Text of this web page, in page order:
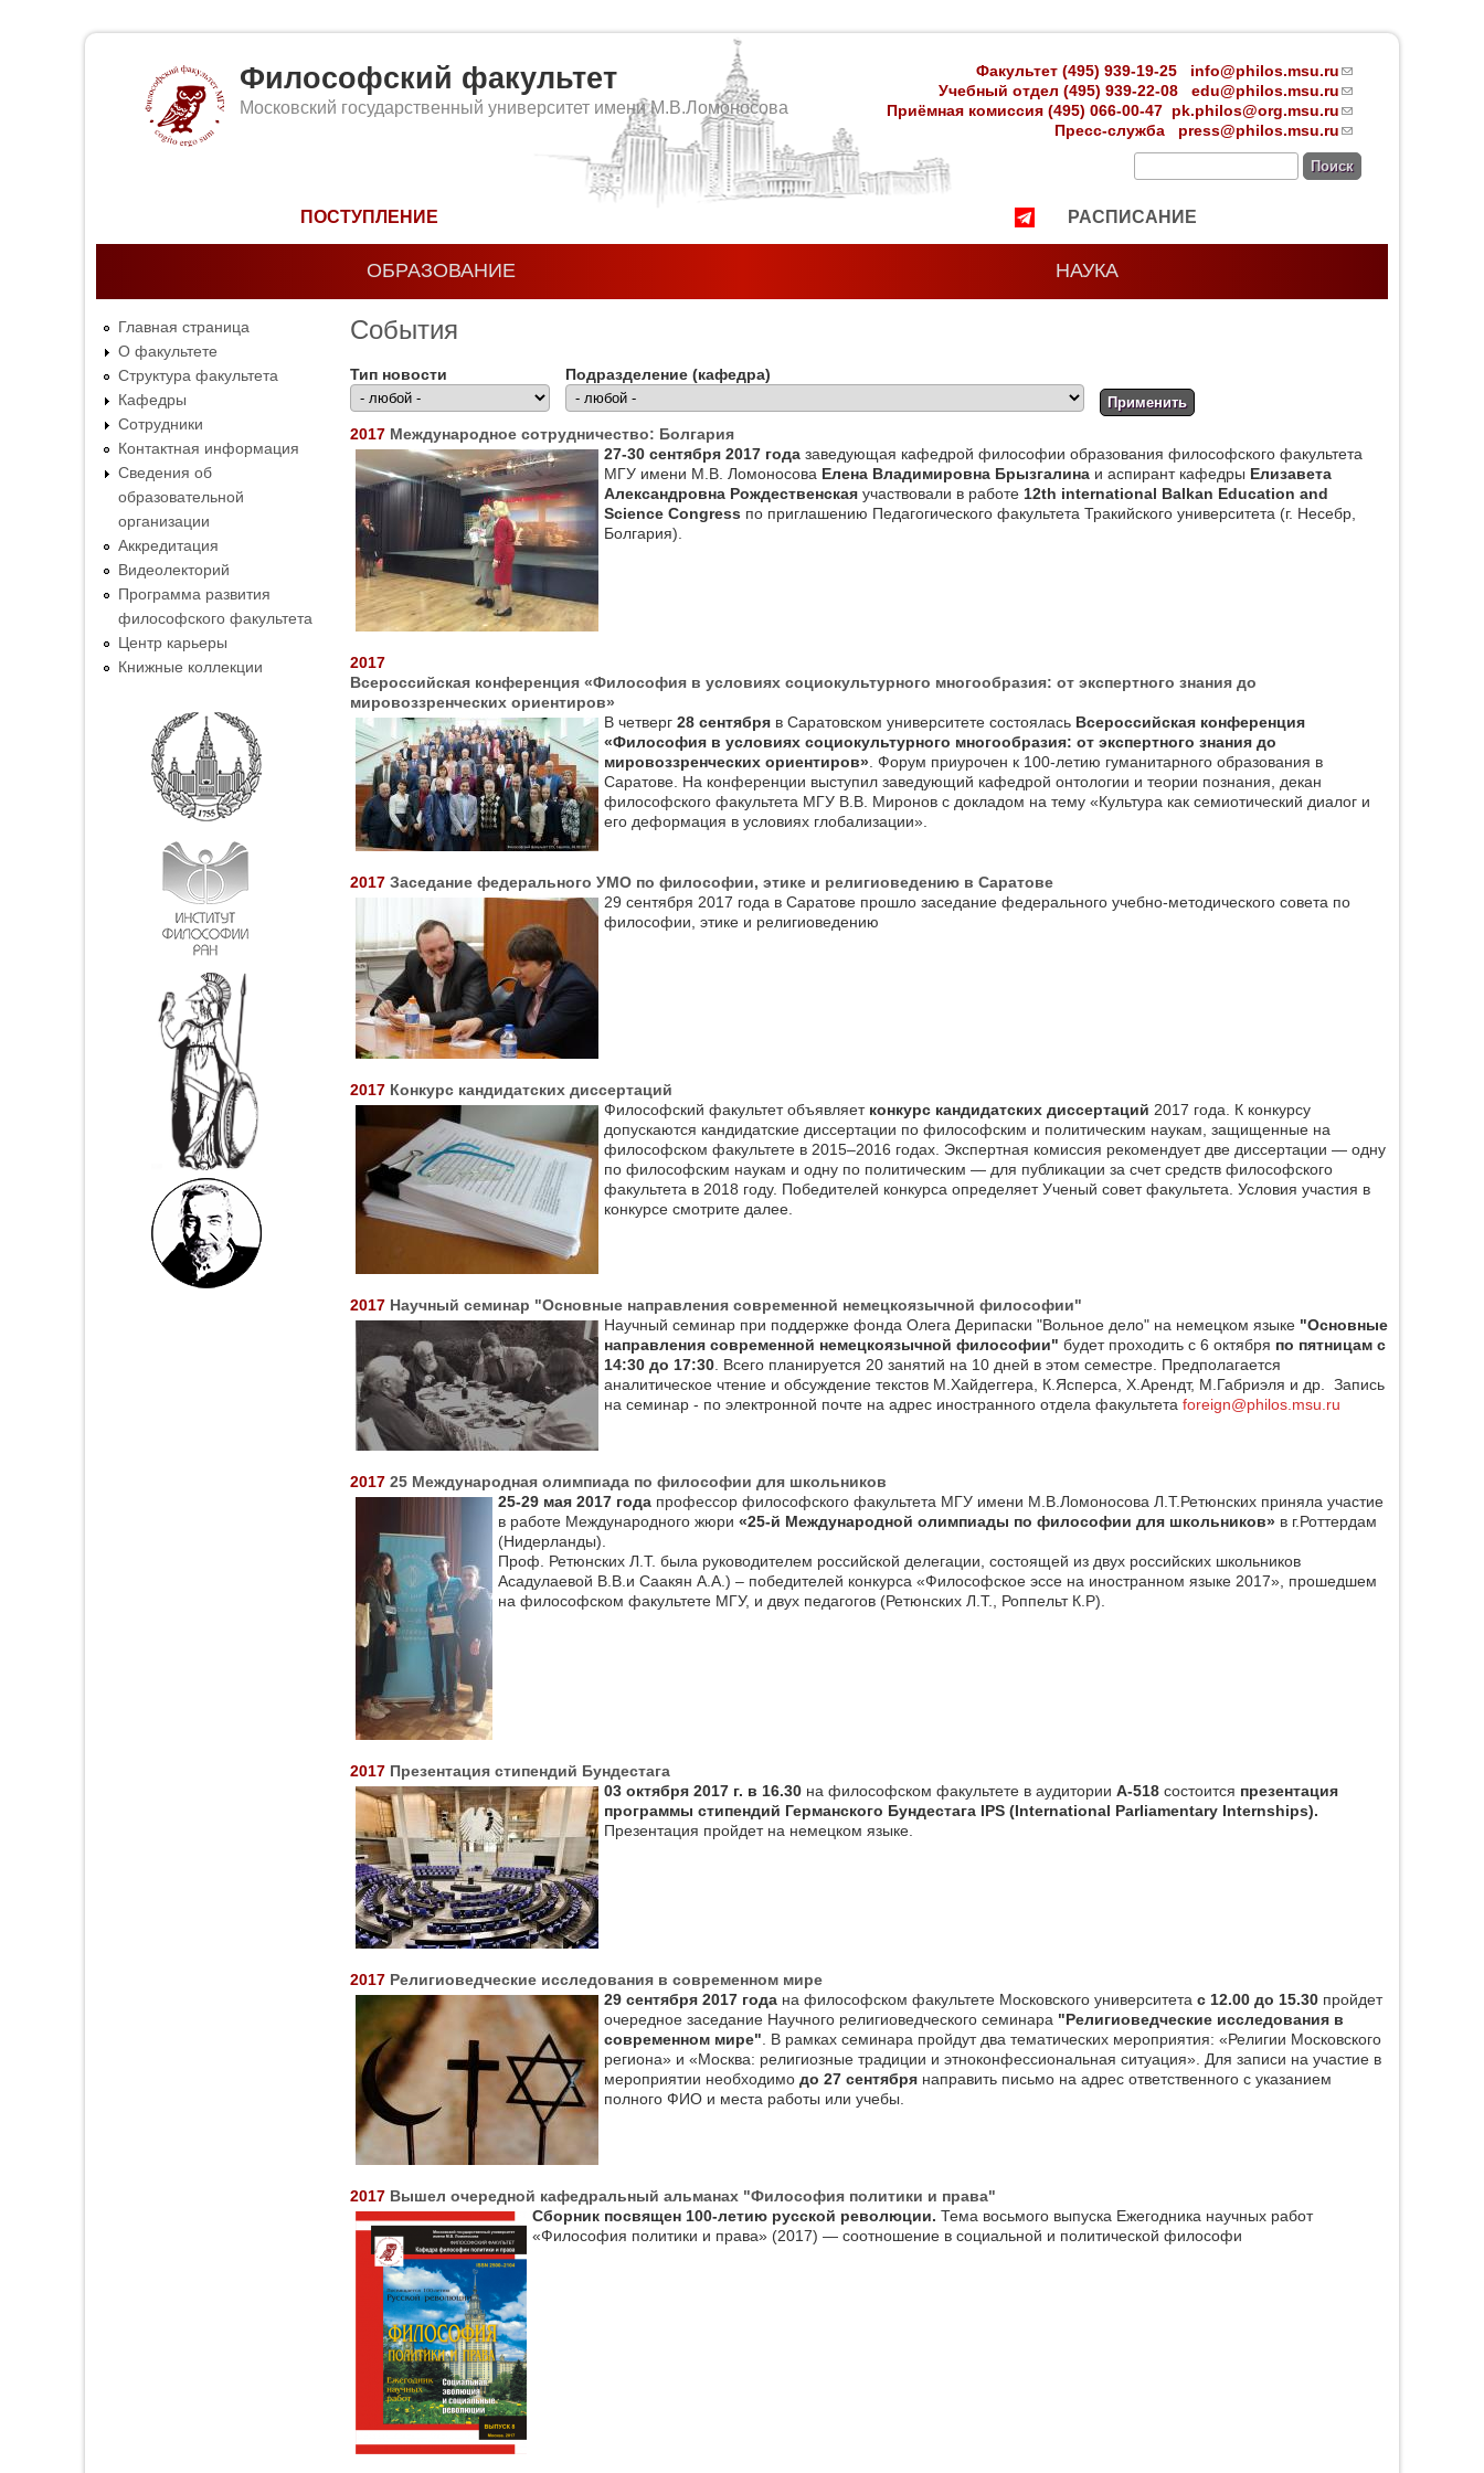
Философский факультет
Московский государственный университет имени М.В.Ломоносова
Факультет (495) 939-19-25 info@philos.msu.ru
e-mail)
Учебный отдел (495) 939-22-08 edu@philos.msu.ru
e-mail)
Приёмная комиссия (495) 066-00-47 pk.philos@org.msu.ru
e-mail)
Пресс-служба press@philos.msu.ru
sends
e-mail)
ПОСТУПЛЕНИЕ РАСПИСАНИЕ
ОБРАЗОВАНИЕ НАУКА
Главная страница
О факультете
Структура факультета
Кафедры
Сотрудники
Контактная информация
Сведения об
образовательной
организации
Аккредитация
Видеолекторий
Программа развития
философского факультета
Центр карьеры
Книжные коллекции
События
Тип новости Подразделение (кафедра)
2017 Международное сотрудничество: Болгария
27-30 сентября 2017 года заведующая кафедрой философии образования философского факультета
МГУ имени М.В. Ломоносова Елена Владимировна Брызгалина и аспирант кафедры Елизавета
Александровна Рождественская участвовали в работе 12th international Balkan Education and
Science Congress по приглашению Педагогического факультета Тракийского университета (г. Несебр,
Болгария).
2017
Всероссийская конференция «Философия в условиях социокультурного многообразия: от экспертного знания до
мировоззренческих ориентиров»
В четверг 28 сентября в Саратовском университете состоялась Всероссийская конференция
«Философия в условиях социокультурного многообразия: от экспертного знания до
мировоззренческих ориентиров» . Форум приурочен к 100-летию гуманитарного образования в
Саратове. На конференции выступил заведующий кафедрой онтологии и теории познания, декан
философского факультета МГУ В.В. Миронов с докладом на тему «Культура как семиотический диалог и
его деформация в условиях глобализации».
2017 Заседание федерального УМО по философии, этике и религиоведению в Саратове
29 сентября 2017 года в Саратове прошло заседание федерального учебно-методического совета по
философии, этике и религиоведению
2017 Конкурс кандидатских диссертаций
Философский факультет объявляет конкурс кандидатских диссертаций 2017 года. К конкурсу
допускаются кандидатские диссертации по философским и политическим наукам, защищенные на
философском факультете в 2015–2016 годах. Экспертная комиссия рекомендует две диссертации — одну
по философским наукам и одну по политическим — для публикации за счет средств философского
факультета в 2018 году. Победителей конкурса определяет Ученый совет факультета. Условия участия в
конкурсе смотрите далее.
2017 Научный семинар "Основные направления современной немецкоязычной философии"
Научный семинар при поддержке фонда Олега Дерипаски "Вольное дело" на немецком языке "Основные
направления современной немецкоязычной философии" будет проходить с 6 октября по пятницам с
14:30 до 17:30 . Всего планируется 20 занятий на 10 дней в этом семестре. Предполагается
аналитическое чтение и обсуждение текстов М.Хайдеггера, К.Ясперса, Х.Арендт, М.Габриэля и др. Запись
на семинар - по электронной почте на адрес иностранного отдела факультета foreign@philos.msu.ru
2017 25 Международная олимпиада по философии для школьников
25-29 мая 2017 года профессор философского факультета МГУ имени М.В.Ломоносова Л.Т.Ретюнских приняла участие
в работе Международного жюри «25-й Международной олимпиады по философии для школьников» в г.Роттердам
(Нидерланды).
Проф. Ретюнских Л.Т. была руководителем российской делегации, состоящей из двух российских школьников
Асадулаевой В.В.и Саакян А.А.) – победителей конкурса «Философское эссе на иностранном языке 2017», прошедшем
на философском факультете МГУ, и двух педагогов (Ретюнских Л.Т., Роппельт К.Р).
2017 Презентация стипендий Бундестага
03 октября 2017 г. в 16.30 на философском факультете в аудитории А-518 состоится презентация
программы стипендий Германского Бундестага IPS (International Parliamentary Internships).
Презентация пройдет на немецком языке.
2017 Религиоведческие исследования в современном мире
29 сентября 2017 года на философском факультете Московского университета с 12.00 до 15.30 пройдет
очередное заседание Научного религиоведческого семинара "Религиоведческие исследования в
современном мире" . В рамках семинара пройдут два тематических мероприятия: «Религии Московского
региона» и «Москва: религиозные традиции и этноконфессиональная ситуация». Для записи на участие в
мероприятии необходимо до 27 сентября направить письмо на адрес ответственного с указанием
полного ФИО и места работы или учебы.
2017 Вышел очередной кафедральный альманах "Философия политики и права"
​Сборник посвящен 100-летию русской революции. Тема восьмого выпуска Ежегодника научных работ
«Философия политики и права» (2017) — соотношение в социальной и политической философи